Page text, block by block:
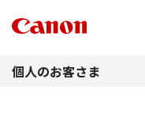
個人のお客さま